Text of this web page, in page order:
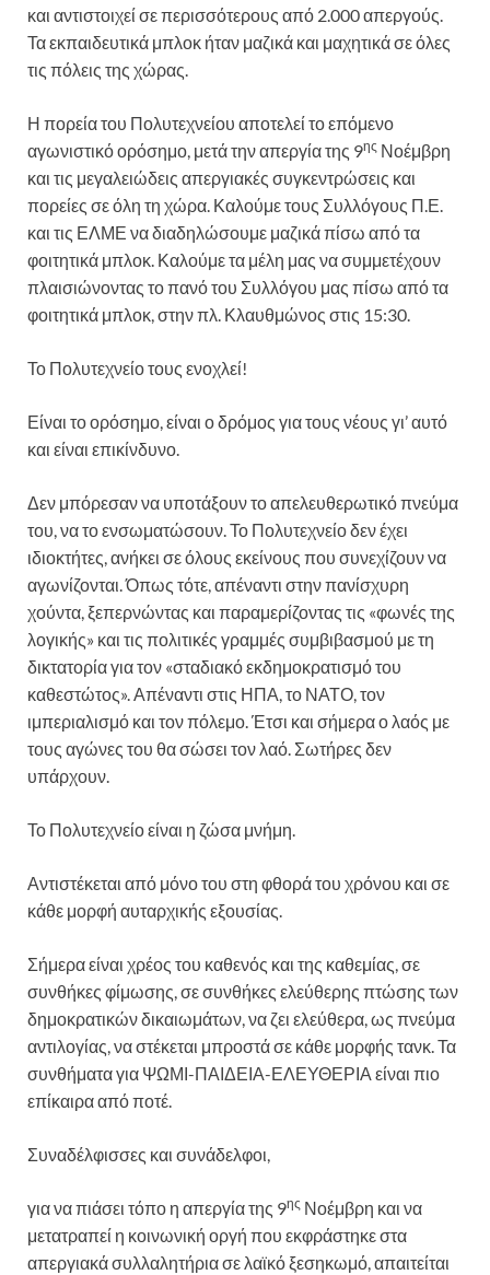
και αντιστοιχεί σε περισσότερους από 2.000 απεργούς.
Τα εκπαιδευτικά μπλοκ ήταν μαζικά και μαχητικά σε όλες
τις πόλεις της χώρας.
Η πορεία του Πολυτεχνείου αποτελεί το επόμενο
αγωνιστικό ορόσημο, μετά την απεργία της 9ης Νοέμβρη
και τις μεγαλειώδεις απεργιακές συγκεντρώσεις και
πορείες σε όλη τη χώρα. Καλούμε τους Συλλόγους Π.Ε.
και τις ΕΛΜΕ να διαδηλώσουμε μαζικά πίσω από τα
φοιτητικά μπλοκ. Καλούμε τα μέλη μας να συμμετέχουν
πλαισιώνοντας το πανό του Συλλόγου μας πίσω από τα
φοιτητικά μπλοκ, στην πλ. Κλαυθμώνος στις 15:30.
Το Πολυτεχνείο τους ενοχλεί!
Είναι το ορόσημο, είναι ο δρόμος για τους νέους γι’ αυτό
και είναι επικίνδυνο.
Δεν μπόρεσαν να υποτάξουν το απελευθερωτικό πνεύμα
του, να το ενσωματώσουν. Το Πολυτεχνείο δεν έχει
ιδιοκτήτες, ανήκει σε όλους εκείνους που συνεχίζουν να
αγωνίζονται. Όπως τότε, απέναντι στην πανίσχυρη
χούντα, ξεπερνώντας και παραμερίζοντας τις «φωνές της
λογικής» και τις πολιτικές γραμμές συμβιβασμού με τη
δικτατορία για τον «σταδιακό εκδημοκρατισμό του
καθεστώτος». Απέναντι στις ΗΠΑ, το ΝΑΤΟ, τον
ιμπεριαλισμό και τον πόλεμο. Έτσι και σήμερα ο λαός με
τους αγώνες του θα σώσει τον λαό. Σωτήρες δεν
υπάρχουν.
Το Πολυτεχνείο είναι η ζώσα μνήμη.
Αντιστέκεται από μόνο του στη φθορά του χρόνου και σε
κάθε μορφή αυταρχικής εξουσίας.
Σήμερα είναι χρέος του καθενός και της καθεμίας, σε
συνθήκες φίμωσης, σε συνθήκες ελεύθερης πτώσης των
δημοκρατικών δικαιωμάτων, να ζει ελεύθερα, ως πνεύμα
αντιλογίας, να στέκεται μπροστά σε κάθε μορφής τανκ. Τα
συνθήματα για ΨΩΜΙ-ΠΑΙΔΕΙΑ-ΕΛΕΥΘΕΡΙΑ είναι πιο
επίκαιρα από ποτέ.
Συναδέλφισσες και συνάδελφοι,
για να πιάσει τόπο η απεργία της 9ης Νοέμβρη και να
μετατραπεί η κοινωνική οργή που εκφράστηκε στα
απεργιακά συλλαλητήρια σε λαϊκό ξεσηκωμό, απαιτείται